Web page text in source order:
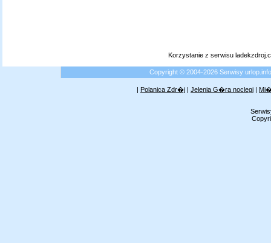
Korzystanie z serwisu
Copyright © 2004-2026 Serwisy
| Polanica Zdr�j | Jelenia G�ra noclegi |